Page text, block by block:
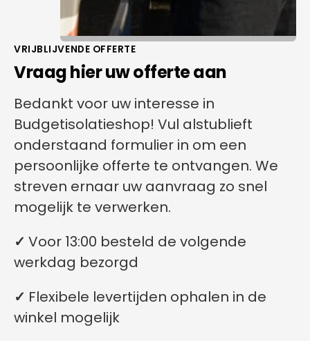
VRIJBLIJVENDE OFFERTE
Vraag hier uw offerte aan
Bedankt voor uw interesse in
Budgetisolatieshop! Vul alstublieft
onderstaand formulier in om een
persoonlijke offerte te ontvangen. We
streven ernaar uw aanvraag zo snel
mogelijk te verwerken.
✓ Voor 13:00 besteld de volgende
werkdag bezorgd
✓ Flexibele levertijden ophalen in de
winkel mogelijk